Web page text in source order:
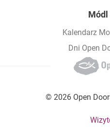
Módl
Kalendarz
Dni Open
© 2026 Open
Footer bottom menu